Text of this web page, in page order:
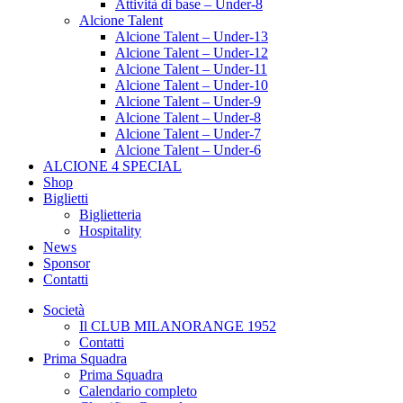
Attività di base – Under-8
Alcione Talent
Alcione Talent – Under-13
Alcione Talent – Under-12
Alcione Talent – Under-11
Alcione Talent – Under-10
Alcione Talent – Under-9
Alcione Talent – Under-8
Alcione Talent – Under-7
Alcione Talent – Under-6
ALCIONE 4 SPECIAL
Shop
Biglietti
Biglietteria
Hospitality
News
Sponsor
Contatti
Società
Il CLUB MILANORANGE 1952
Contatti
Prima Squadra
Prima Squadra
Calendario completo